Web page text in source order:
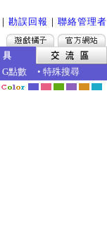
｜ 勘誤回報 ｜ 聯絡管理者
G點數 • 特殊搜尋